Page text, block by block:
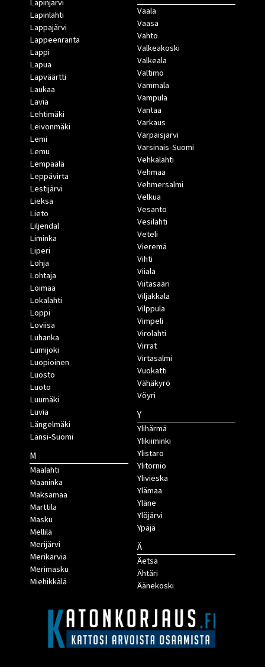
Lapinjärvi
Lapinlahti
Lappajärvi
Lappeenranta
Lappi
Lapua
Lapväärtti
Laukaa
Lavia
Lehtimäki
Leivonmäki
Lemi
Lemu
Lempäälä
Leppävirta
Lestijärvi
Lieksa
Lieto
Liljendal
Liminka
Liperi
Lohja
Lohtaja
Loimaa
Lokalahti
Loppi
Loviisa
Luhanka
Lumijoki
Luopioinen
Luosto
Luoto
Luumäki
Luvia
Längelmäki
Länsi-Suomi
M
Maalahti
Maaninka
Maksamaa
Marttila
Masku
Mellilä
Merijärvi
Merikarvia
Merimasku
Miehikkälä
Vaala
Vaasa
Vahto
Valkeakoski
Valkeala
Valtimo
Vammala
Vampula
Vantaa
Varkaus
Varpaisjärvi
Varsinais-Suomi
Vehkalahti
Vehmaa
Vehmersalmi
Velkua
Vesanto
Vesilahti
Veteli
Vieremä
Vihti
Viiala
Viitasaari
Viljakkala
Vilppula
Vimpeli
Virolahti
Virrat
Virtasalmi
Vuokatti
Vähäkyrö
Vöyri
Y
Ylihärmä
Ylikiiminki
Ylistaro
Ylitornio
Ylivieska
Ylämaa
Yläne
Ylöjärvi
Ypäjä
Ä
Äetsä
Ähtäri
Äänekoski